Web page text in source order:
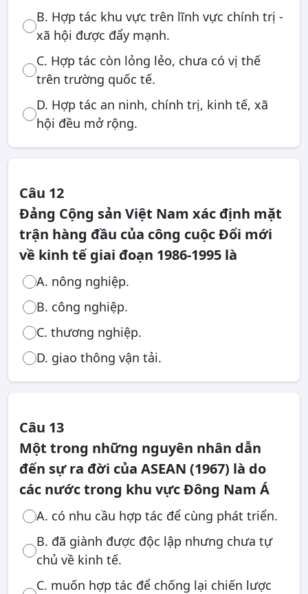
B. Hợp tác khu vực trên lĩnh vực chính trị -
xã hội được đẩy mạnh.
C. Hợp tác còn lỏng lẻo, chưa có vị thế
trên trường quốc tế.
D. Hợp tác an ninh, chính trị, kinh tế, xã
hội đều mở rộng.
Câu 12
Đảng Cộng sản Việt Nam xác định mặt
trận hàng đầu của công cuộc Đổi mới
về kinh tế giai đoạn 1986-1995 là
A. nông nghiệp.
B. công nghiệp.
C. thương nghiệp.
D. giao thông vận tải.
Câu 13
Một trong những nguyên nhân dẫn
đến sự ra đời của ASEAN (1967) là do
các nước trong khu vực Đông Nam Á
A. có nhu cầu hợp tác để cùng phát triển.
B. đã giành được độc lập nhưng chưa tự
chủ về kinh tế.
C. muốn hợp tác để chống lại chiến lược